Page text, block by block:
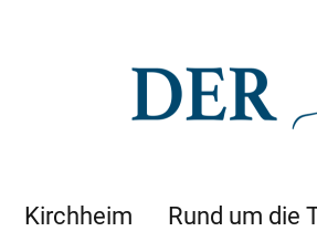
Kirchheim Rund um die